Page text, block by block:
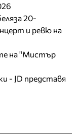
20-
и ревю на
на "Мистър
- JD представя